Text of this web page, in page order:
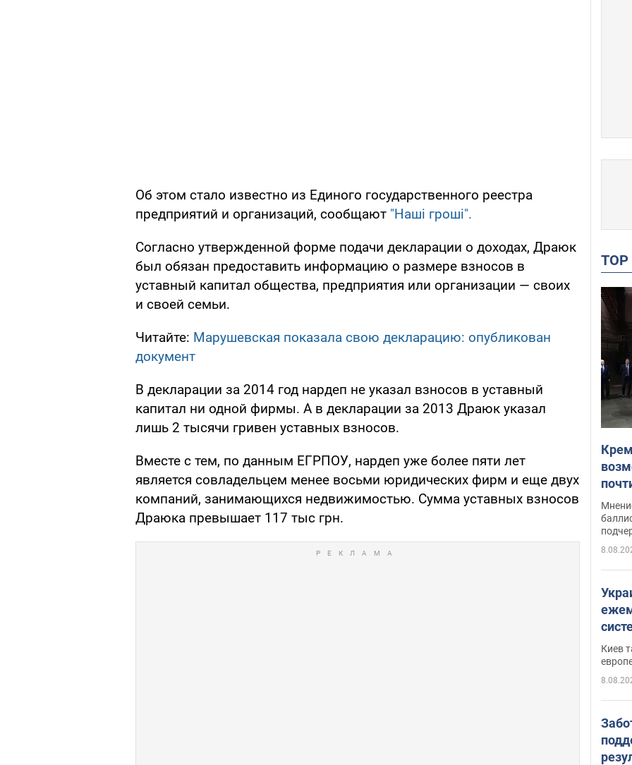
Об этом стало известно из Единого государственного реестра
предприятий и организаций, сообщают "Нашi грошi".
Согласно утвержденной форме подачи декларации о доходах, Драюк
был обязан предоставить информацию о размере взносов в
уставный капитал общества, предприятия или организации — своих
и своей семьи.
Читайте: Марушевская показала свою декларацию: опубликован
документ
В декларации за 2014 год нардеп не указал взносов в уставный
капитал ни одной фирмы. А в декларации за 2013 Драюк указал
лишь 2 тысячи гривен уставных взносов.
Вместе с тем, по данным ЕГРПОУ, нардеп уже более пяти лет
является совладельцем менее восьми юридических фирм и еще двух
компаний, занимающихся недвижимостью. Сумма уставных взносов
Драюка превышает 117 тыс грн.
Киев